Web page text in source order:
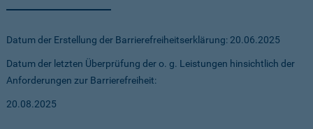
Datum der Erstellung der Barrierefreiheitserklärung: 20.06.2025
Datum der letzten Überprüfung der o. g. Leistungen hinsichtlich der
Anforderungen zur Barrierefreiheit:
20.08.2025